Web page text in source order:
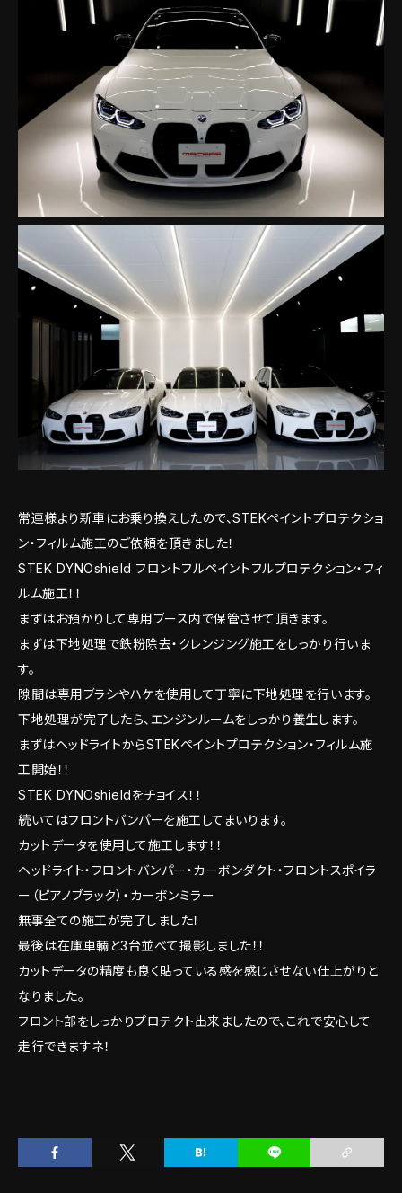
常連様より新車にお乗り換えしたので、STEKペイントプロテクショ
ン・フィルム施工のご依頼を頂きました！
STEK DYNOshield フロントフルペイントフルプロテクション・フィ
ルム施工！！
まずはお預かりして専用ブース内で保管させて頂きます。
まずは下地処理で鉄粉除去・クレンジング施工をしっかり行いま
す。
隙間は専用ブラシやハケを使用して丁寧に下地処理を行います。
下地処理が完了したら、エンジンルームをしっかり養生します。
まずはヘッドライトからSTEKペイントプロテクション・フィルム施
工開始！！
STEK DYNOshieldをチョイス！！
続いてはフロントバンパーを施工してまいります。
カットデータを使用して施工します！！
ヘッドライト・フロントバンパー・カーボンダクト・フロントスポイラ
ー（ピアノブラック）・カーボンミラー
無事全ての施工が完了しました！
最後は在庫車輛と3台並べて撮影しました！！
カットデータの精度も良く貼っている感を感じさせない仕上がりと
なりました。
フロント部をしっかりプロテクト出来ましたので、これで安心して
走行できますネ！